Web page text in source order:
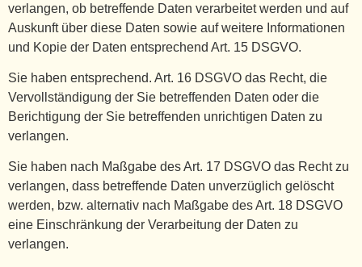
verlangen, ob betreffende Daten verarbeitet werden und auf
Auskunft über diese Daten sowie auf weitere Informationen
und Kopie der Daten entsprechend Art. 15 DSGVO.
Sie haben entsprechend. Art. 16 DSGVO das Recht, die
Vervollständigung der Sie betreffenden Daten oder die
Berichtigung der Sie betreffenden unrichtigen Daten zu
verlangen.
Sie haben nach Maßgabe des Art. 17 DSGVO das Recht zu
verlangen, dass betreffende Daten unverzüglich gelöscht
werden, bzw. alternativ nach Maßgabe des Art. 18 DSGVO
eine Einschränkung der Verarbeitung der Daten zu
verlangen.